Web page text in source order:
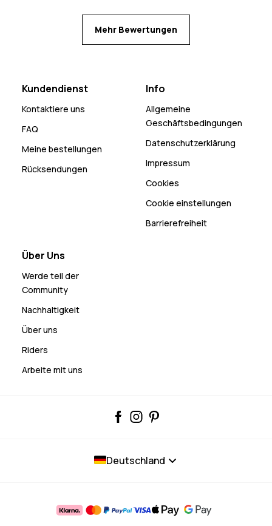
Mehr Bewertungen
Kundendienst
Kontaktiere uns
FAQ
Meine bestellungen
Rücksendungen
Info
Allgemeine
Geschäftsbedingungen
Datenschutzerklärung
Impressum
Cookies
Cookie einstellungen
Barrierefreiheit
Über Uns
Werde teil der
Community
Nachhaltigkeit
Über uns
Riders
Arbeite mit uns
Deutschland